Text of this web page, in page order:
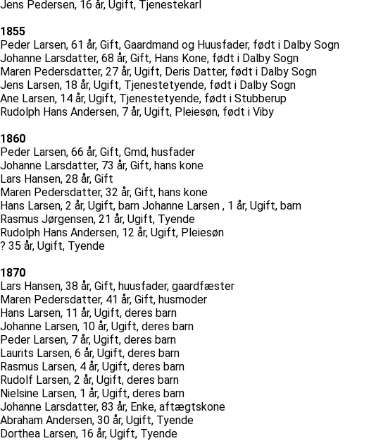
Jens Pedersen, 16 år, Ugift, Tjenestekarl
1855
Peder Larsen, 61 år, Gift, Gaardmand og Huusfader, født i Dalby Sogn
Johanne Larsdatter, 68 år, Gift, Hans Kone, født i Dalby Sogn
Maren Pedersdatter, 27 år, Ugift, Deris Datter, født i Dalby Sogn
Jens Larsen, 18 år, Ugift, Tjenestetyende, født i Dalby Sogn
Ane Larsen, 14 år, Ugift, Tjenestetyende, født i Stubberup
Rudolph Hans Andersen, 7 år, Ugift, Pleiesøn, født i Viby
1860
Peder Larsen, 66 år, Gift, Gmd, husfader
Johanne Larsdatter, 73 år, Gift, hans kone
Lars Hansen, 28 år, Gift
Maren Pedersdatter, 32 år, Gift, hans kone
Hans Larsen, 2 år, Ugift, barn Johanne Larsen , 1 år, Ugift, barn
Rasmus Jørgensen, 21 år, Ugift, Tyende
Rudolph Hans Andersen, 12 år, Ugift, Pleiesøn
? 35 år, Ugift, Tyende
1870
Lars Hansen, 38 år, Gift, huusfader, gaardfæster
Maren Pedersdatter, 41 år, Gift, husmoder
Hans Larsen, 11 år, Ugift, deres barn
Johanne Larsen, 10 år, Ugift, deres barn
Peder Larsen, 7 år, Ugift, deres barn
Laurits Larsen, 6 år, Ugift, deres barn
Rasmus Larsen, 4 år, Ugift, deres barn
Rudolf Larsen, 2 år, Ugift, deres barn
Nielsine Larsen, 1 år, Ugift, deres barn
Johanne Larsdatter, 83 år, Enke, aftægtskone
Abraham Andersen, 30 år, Ugift, Tyende
Dorthea Larsen, 16 år, Ugift, Tyende